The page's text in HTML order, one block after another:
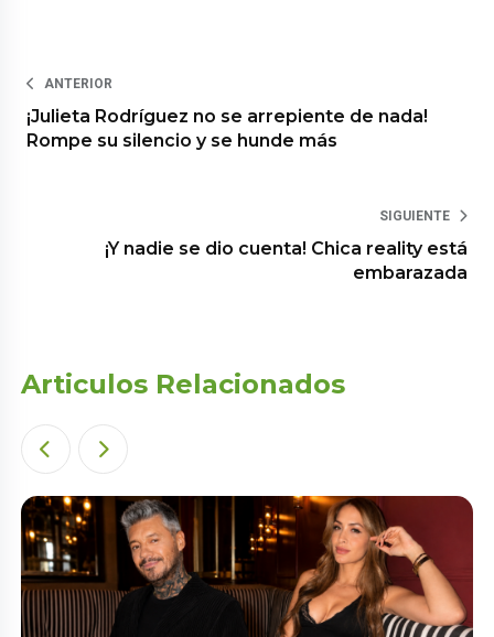
ANTERIOR
¡Julieta Rodríguez no se arrepiente de nada!
Rompe su silencio y se hunde más
SIGUIENTE
¡Y nadie se dio cuenta! Chica reality está
embarazada
Articulos Relacionados